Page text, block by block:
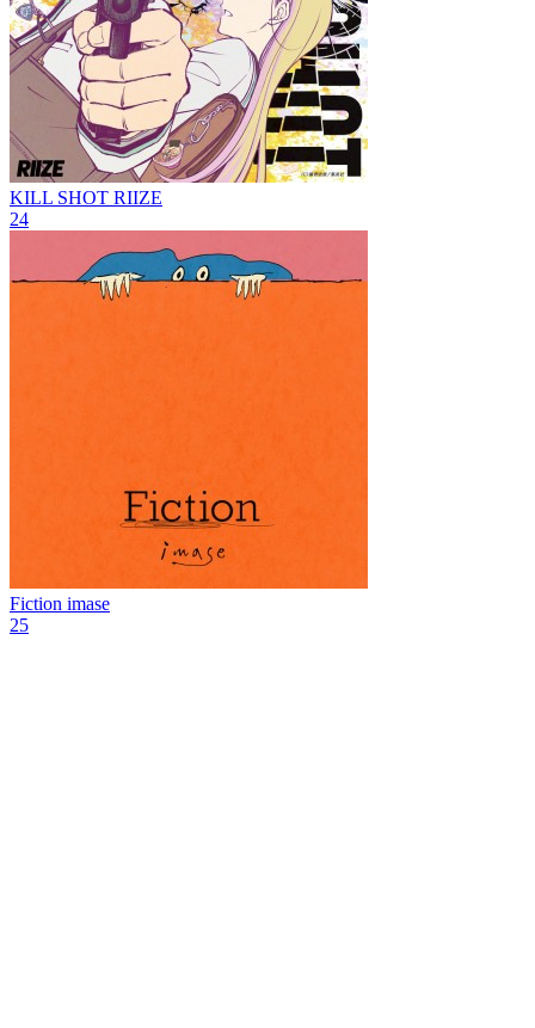
KILL SHOT RIIZE
24
Fiction imase
25